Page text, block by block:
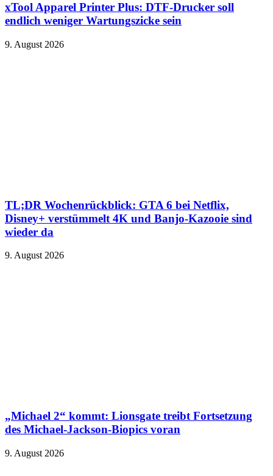
xTool Apparel Printer Plus: DTF-Drucker soll
endlich weniger Wartungszicke sein
9. August 2026
TL;DR Wochenrückblick: GTA 6 bei Netflix,
Disney+ verstümmelt 4K und Banjo-Kazooie sind
wieder da
9. August 2026
„Michael 2“ kommt: Lionsgate treibt Fortsetzung
des Michael-Jackson-Biopics voran
9. August 2026